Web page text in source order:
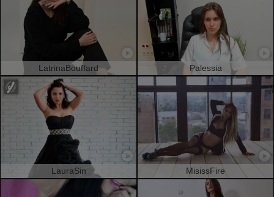
LatrinaBouffard Palessia
LauraSin MisissFire